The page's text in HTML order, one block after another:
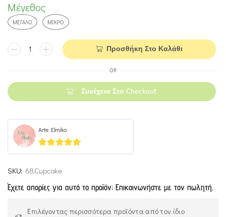
Μέγεθος
ΜΕΓΆΛΟ ΜΙΚΡΌ
Προσθήκη Στο Καλάθι
OR
Συνέχεια Στο Checkout
Arte Elmiko
5out of 5
SKU: 68.Cupcake
Έχετε απορίες για αυτό το προϊόν; Επικοινωνήστε με τον πωλητή.
Επιλέγοντας περισσότερα προϊόντα από τον ίδιο